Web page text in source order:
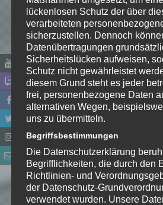
Name*
E-Mail-Adresse*
Website
*Ich habe die
Datenschutzerklärung
Kenntnis genommen. Ich
zu, dass meine Angaben
gespeichert werden.
Benachrichtige mich
lückenlosen Schutz der über
verarbeiteten
sicherzustellen. Dennoch
Datenübertragungen
Sicherheitslücken aufweisen,
Schutz nicht gewährleistet
diesem Grund steht es jeder
frei, personenbezogene Daten
alternativen Wegen,
uns zu übermitteln.
Begriffsbestimmungen
Die Datenschutzerklärung
Begrifflichkeiten, die durch den
Richtlinien- und
der Datenschutz-
verwendet wurden. Unsere